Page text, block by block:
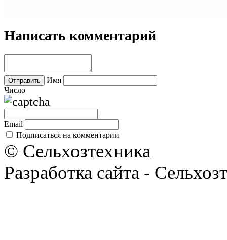
Написать комментарий
Имя
Число
Email
Подписаться на комментарии
© Сельхозтехника
Разработка сайта -